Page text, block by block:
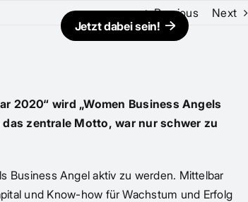
Jetzt dabei sein!
Previous Next
2020“ wird „Women Business Angels
zentrale Motto, war nur schwer zu
Business Angel aktiv zu werden. Mittelbar
und Know-how für Wachstum und Erfolg